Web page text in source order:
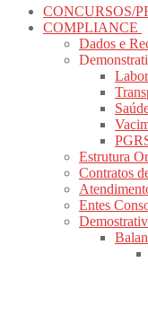
CONCURSOS/
COMPLIANCE
Dados e
Estrutura
Contratos
Entes